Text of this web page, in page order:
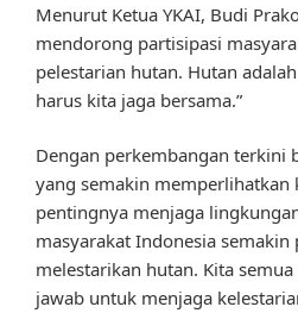
Menurut Ketua YKAI, Budi
mendorong partisipasi
pelestarian hutan. Hutan
harus kita jaga bersama.”
Dengan perkembangan terkini
yang semakin memperlihatkan
pentingnya menjaga
masyarakat Indonesia
melestarikan hutan. Kita
jawab untuk menjaga